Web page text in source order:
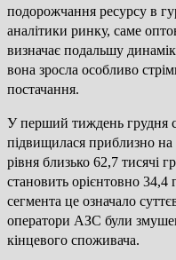
подорожчання ресурсу в
аналітики ринку, саме
визначає подальшу
вона зросла особливо
постачання.
У перший тиждень грудня
підвищилася приблизно на
рівня близько 62,7 тисячі
становить орієнтовно 34,4
сегмента це означало
оператори АЗС були
кінцевого споживача.